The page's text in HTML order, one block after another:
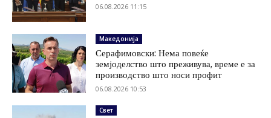
06.08.2026 11:15
Македонија
Серафимовски: Нема повеќе
земјоделство што преживува, време е за
производство што носи профит
06.08.2026 10:53
Свет